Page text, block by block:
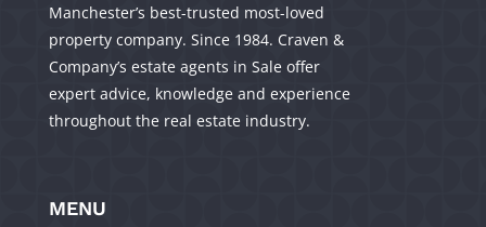
Manchester’s best-trusted most-loved
property company. Since 1984. Craven &
Company’s estate agents in Sale offer
expert advice, knowledge and experience
throughout the real estate industry.
MENU